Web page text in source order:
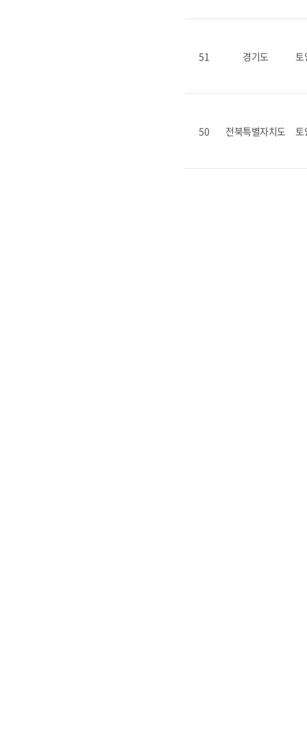
51 경기도 토
50 전북특별자치도 토